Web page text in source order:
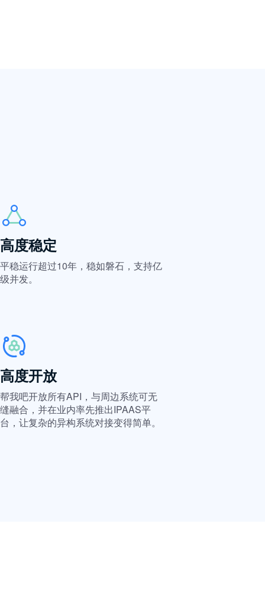
高度稳定
平稳运行超过10年，稳如磐石，支持亿
级并发。
高度开放
帮我吧开放所有API，与周边系统可无
缝融合，并在业内率先推出IPAAS平
台，让复杂的异构系统对接变得简单。